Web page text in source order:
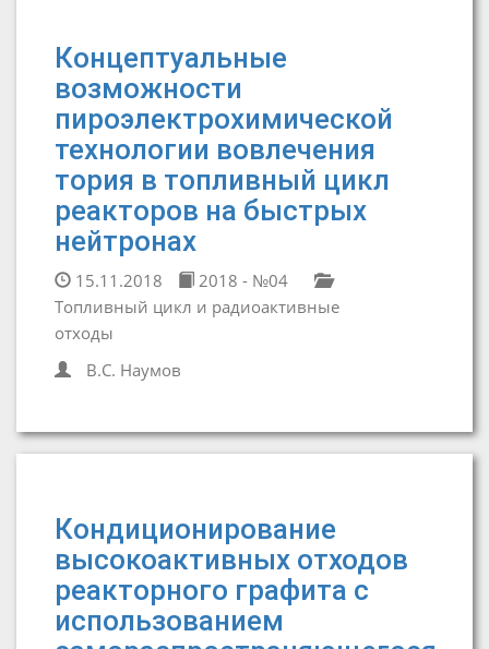
Концептуальные
возможности
пироэлектрохимической
технологии вовлечения
тория в топливный цикл
реакторов на быстрых
нейтронах
15.11.2018
2018 - №04
Топливный цикл и радиоактивные
отходы
В.С. Наумов
Кондиционирование
высокоактивных отходов
реакторного графита с
использованием